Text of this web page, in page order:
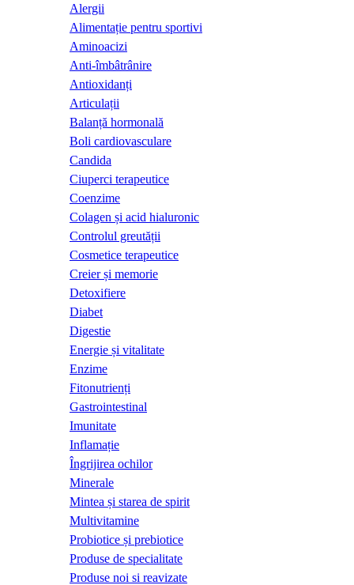
Alergii
Alimentație pentru sportivi
Aminoacizi
Anti-îmbâtrânire
Antioxidanți
Articulații
Balanță hormonală
Boli cardiovasculare
Candida
Ciuperci terapeutice
Coenzime
Colagen și acid hialuronic
Controlul greutății
Cosmetice terapeutice
Creier și memorie
Detoxifiere
Diabet
Digestie
Energie și vitalitate
Enzime
Fitonutrienți
Gastrointestinal
Imunitate
Inflamație
Îngrijirea ochilor
Minerale
Mintea și starea de spirit
Multivitamine
Probiotice și prebiotice
Produse de specialitate
Produse noi si reavizate